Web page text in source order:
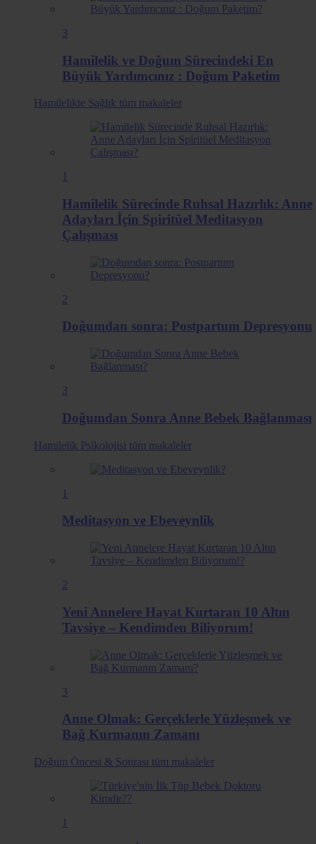
3
Hamilelik ve Doğum Sürecindeki En
Büyük Yardımcınız : Doğum Paketim
Hamilelikte Sağlık tüm makaleler
1
Hamilelik Sürecinde Ruhsal Hazırlık: Anne
Adayları İçin Spiritüel Meditasyon
Çalışması
2
Doğumdan sonra: Postpartum Depresyonu
3
Doğumdan Sonra Anne Bebek Bağlanması
Hamilelik Psikolojisi tüm makaleler
1
Meditasyon ve Ebeveynlik
2
Yeni Annelere Hayat Kurtaran 10 Altın
Tavsiye – Kendimden Biliyorum!
3
Anne Olmak: Gerçeklerle Yüzleşmek ve
Bağ Kurmanın Zamanı
Doğum Öncesi & Sonrası tüm makaleler
1